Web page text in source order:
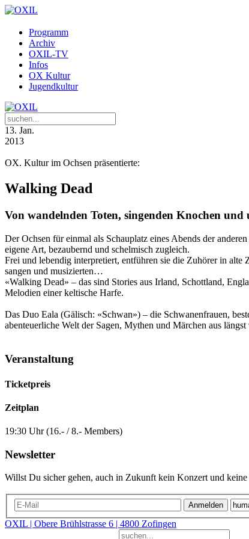
Programm
Archiv
OXIL-TV
Infos
OX Kultur
Jugendkultur
13. Jan.
2013
OX. Kultur im Ochsen präsentierte:
Walking Dead
Von wandelnden Toten, singenden Knochen und
Der Ochsen für einmal als Schauplatz eines Abends der
eigene Art, bezaubernd und schelmisch zugleich.
Frei und lebendig interpretiert, entführen sie die Zuhörer in alte
sangen und musizierten…
«Walking Dead» – das sind Stories aus Irland, Schottland,
Melodien einer keltische Harfe.
Das Duo Eala (Gälisch: «Schwan») – die Schwanenfrauen,
abenteuerliche Welt der Sagen, Mythen und Märchen aus
Veranstaltung
Ticketpreis
Zeitplan
19:30 Uhr (16.- / 8.- Members)
Newsletter
Willst Du sicher gehen, auch in Zukunft kein Konzert und
Anmelden
OXIL | Obere Brühlstrasse 6 | 4800 Zofingen